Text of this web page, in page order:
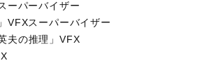
ーパーバイザー
VFXスーパーバイザー
夫の推理」VFX